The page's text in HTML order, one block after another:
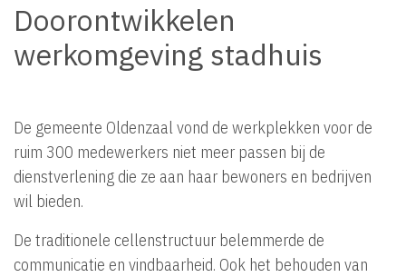
Doorontwikkelen
werkomgeving stadhuis
De gemeente Oldenzaal vond de werkplekken voor de
ruim 300 medewerkers niet meer passen bij de
dienstverlening die ze aan haar bewoners en bedrijven
wil bieden.
De traditionele cellenstructuur belemmerde de
communicatie en vindbaarheid. Ook het behouden van